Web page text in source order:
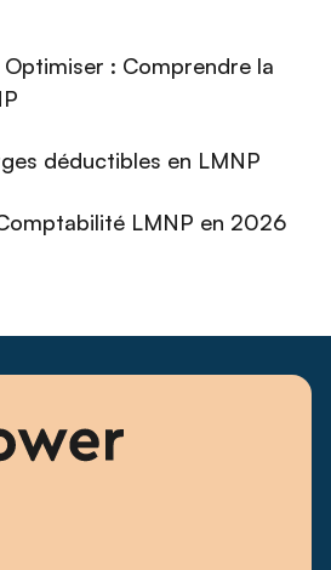
: Comprendre la
déductibles en LMNP
LMNP en 2026